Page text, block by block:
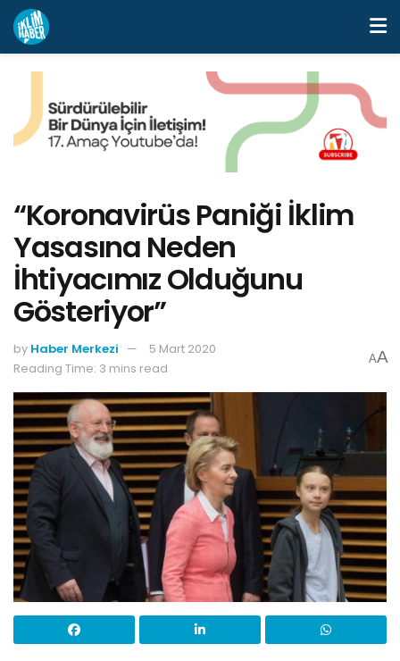
“Koronavirüs Paniği İklim
Yasasına Neden
İhtiyacımız Olduğunu
Gösteriyor”
by Haber Merkezi
5 Mart 2020
Reading Time: 3 mins read
AA